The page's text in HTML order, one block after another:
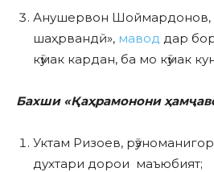
Анушервон Шоймардонов,
шаҳрвандӣ», мавод дар
кӯмак кардан, ба мо кӯмак
Бахши «Қаҳрамонони
Уктам Ризоев,
духтари дорои маъюбият;